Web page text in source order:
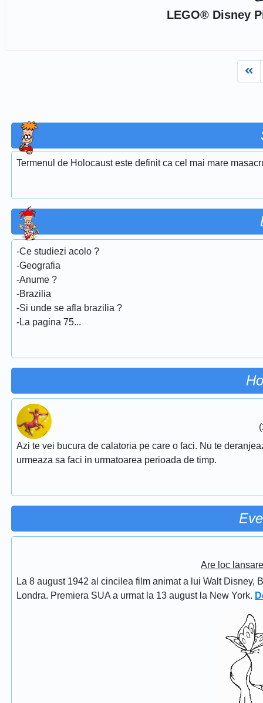
LEGO® Disney
Termenul de Holocaust este definit ca cel mai mare
-Ce studiezi acolo ?
-Geografia
-Anume ?
-Brazilia
-Si unde se afla brazilia ?
-La pagina 75...
Azi te vei bucura de calatoria pe care o faci. Nu te
urmeaza sa faci in urmatoarea perioada de timp.
Are loc
La 8 august 1942 al cincilea film animat a lui Walt
Londra. Premiera SUA a urmat la 13 august la New York.